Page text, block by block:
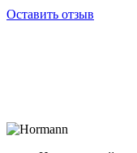
Оставить отзыв